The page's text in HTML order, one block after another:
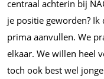
centraal achterin bij
je positie geworden?
prima aanvullen. We
elkaar. We willen heel
toch ook best wel